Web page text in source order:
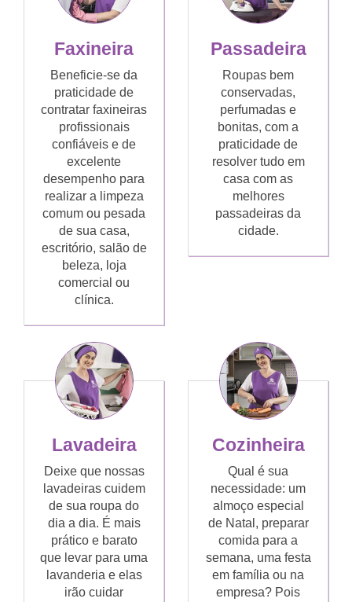
Faxineira
Beneficie-se da
praticidade de
contratar faxineiras
profissionais
confiáveis e de
excelente
desempenho para
realizar a limpeza
comum ou pesada
de sua casa,
escritório, salão de
beleza, loja
comercial ou
clínica.
Passadeira
Roupas bem
conservadas,
perfumadas e
bonitas, com a
praticidade de
resolver tudo em
casa com as
melhores
passadeiras da
cidade.
Lavadeira
Deixe que nossas
lavadeiras cuidem
de sua roupa do
dia a dia. É mais
prático e barato
que levar para uma
lavanderia e elas
irão cuidar
Cozinheira
Qual é sua
necessidade: um
almoço especial
de Natal, preparar
comida para a
semana, uma festa
em família ou na
empresa? Pois